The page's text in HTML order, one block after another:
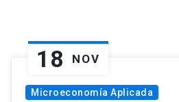
18 NOV
Microeconomía Aplicada